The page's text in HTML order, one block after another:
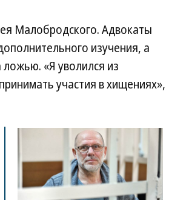
Малобродского. Адвокаты
изучения, а
«Я уволился из
участия в хищениях»,